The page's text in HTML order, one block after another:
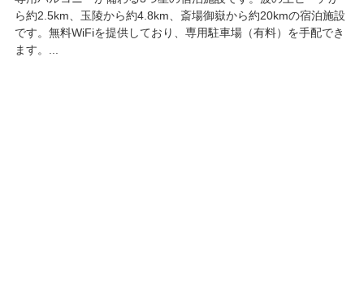
ら約2.5km、玉陵から約4.8km、斎場御嶽から約20kmの宿泊施設
です。無料WiFiを提供しており、専用駐車場（有料）を手配でき
ます。...